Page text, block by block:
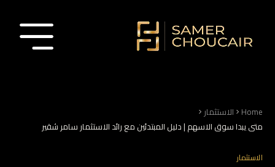
Home الاستثمار
متى يبدا سوق الاسهم | دليل المبتدئين مع رائد الاستثمار سامر شقير
الاستثمار